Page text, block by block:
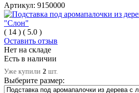
Артикул: 9150000
( 14 ) ( 5.0 )
Оставить отзыв
Нет на складе
Есть в наличии
Уже купили 2 шт.
Выберите размер: